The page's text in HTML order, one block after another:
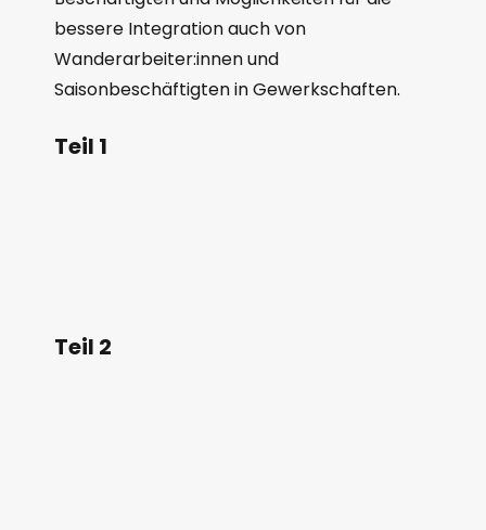
bessere Integration auch von
Wanderarbeiter:innen und
Saisonbeschäftigten in Gewerkschaften.
Teil 1
Teil 2